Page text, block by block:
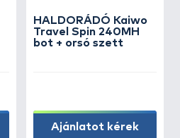
HALDORÁDÓ Kaiwo
Travel Spin 240MH
bot + orsó szett
Ajánlatot kérek